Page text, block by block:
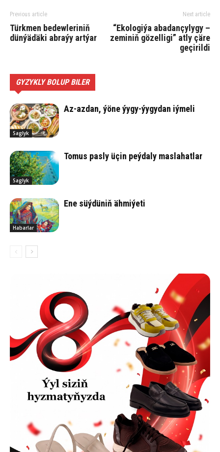
Previous article
Türkmen bedewleriniň
dünýädäki abraýy artýar
Next article
“Ekologiýa abadançylygy –
zeminiň gözelligi” atly çäre
geçirildi
GYZYKLY BOLUP BILER
Saglyk
Az-azdan, ýöne ýygy-ýygydan iýmeli
Saglyk
Tomus pasly üçin peýdaly maslahatlar
Habarlar
Ene süý­dü­niň äh­mi­ýe­ti